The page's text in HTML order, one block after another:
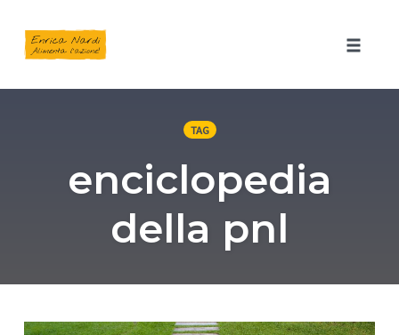
TAG
enciclopedia
della pnl